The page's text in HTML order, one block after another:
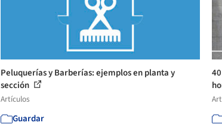
Peluquerías y Barberías: ejemplos en planta y
sección
Artículos
Guardar